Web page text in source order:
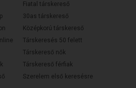
Fiatal társkereső
30as társkereső
Középkorú társkereső
Társkeresés 50 felett
Társkereső nők
Társkereső férfiak
Szerelem első keresésre